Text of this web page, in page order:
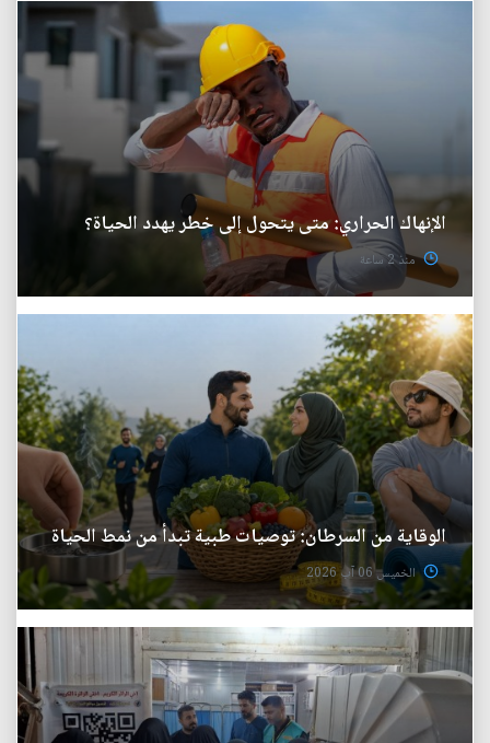
الإنهاك الحراري: متى يتحول إلى خطر يهدد الحياة؟
منذ 2 ساعة
الوقاية من السرطان: توصيات طبية تبدأ من نمط الحياة
الخميس 06 آب 2026